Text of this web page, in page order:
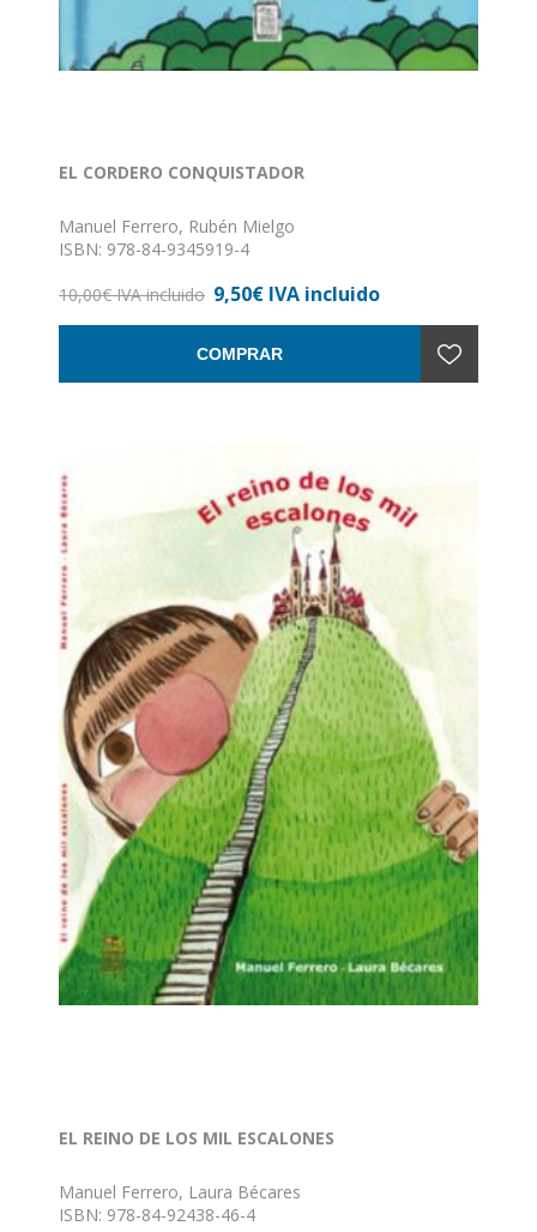
EL CORDERO CONQUISTADOR
Manuel Ferrero, Rubén Mielgo
ISBN: 978-84-9345919-4
Nº de páginas: 32
10,00€ IVA incluido 9,50€ IVA incluido
COMPRAR
EL REINO DE LOS MIL ESCALONES
Manuel Ferrero, Laura Bécares
ISBN: 978-84-92438-46-4